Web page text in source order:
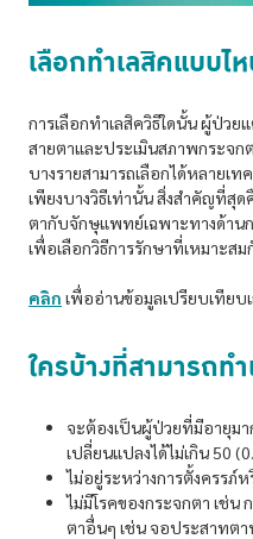
เลือกทำเลสิคแบบไ
การเลือกทำเลสิควิธีใดนั้น ผู้ป่วย
สายตาและประเมินสภาพกระจก
บางรายสามารถเลือกได้หลายเ
เพียงบางวิธีเท่านั้น สิ่งสำคัญที่สุ
ตากับจักษุแพทย์เฉพาะทางด้าน
เพื่อเลือกวิธีการรักษาที่เหมาะส
คลิก เพื่ออ่านข้อมูลเปรียบเทีย
ใครบ้างที่สามารถท
จะต้องเป็นผู้ป่วยที่มีอายุม
เปลี่ยนแปลงได้ไม่เกิน 50
ไม่อยู่ระหว่างการตั้งครรภ์
ไม่มีโรคของกระจกตา เช่น
ตาอื่นๆ เช่น จอประสาทตา